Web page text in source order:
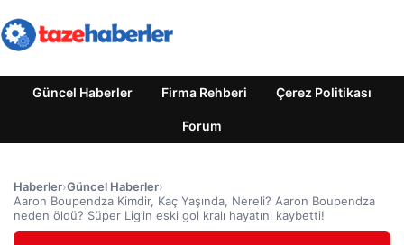
Güncel Haberler Firma Rehberi Çerez Politikası
Forum
Haberler›Güncel Haberler›
Aaron Boupendza Kimdir, Kaç Yaşında, Nereli? Aaron Boupendza
neden öldü? Süper Lig’in eski gol kralı hayatını kaybetti!